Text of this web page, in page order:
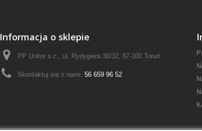
Informacja o sklepie
PP Unitor s.c., ul. Rydygiera 30/32, 87-100 Toruń
Skontaktuj się z nami: 56 659 96 52